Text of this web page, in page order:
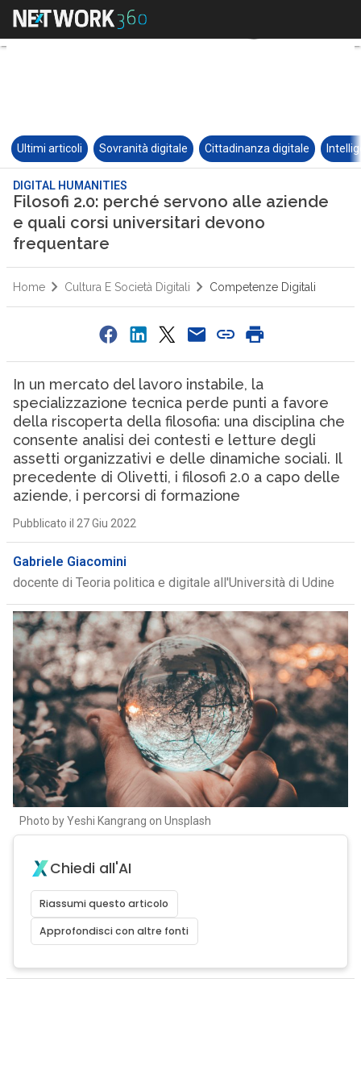
Ultimi articoli Sovranità digitale Cittadinanza digitale
DIGITAL HUMANITIES
Filosofi 2.0: perché servono alle aziende
e quali corsi universitari devono
frequentare
Home Cultura E Società Digitali Competenze Digitali
In un mercato del lavoro instabile, la
specializzazione tecnica perde punti a favore
della riscoperta della filosofia: una disciplina che
consente analisi dei contesti e letture degli
assetti organizzativi e delle dinamiche sociali. Il
precedente di Olivetti, i filosofi 2.0 a capo delle
aziende, i percorsi di formazione
Pubblicato il 27 Giu 2022
Gabriele Giacomini
docente di Teoria politica e digitale all'Università di Udine
Photo by Yeshi Kangrang on Unsplash
Chiedi all'AI
Riassumi questo articolo
Approfondisci con altre fonti